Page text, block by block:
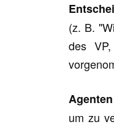
(z. B.
des
um zu